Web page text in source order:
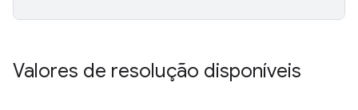
Valores de resolução disponíveis